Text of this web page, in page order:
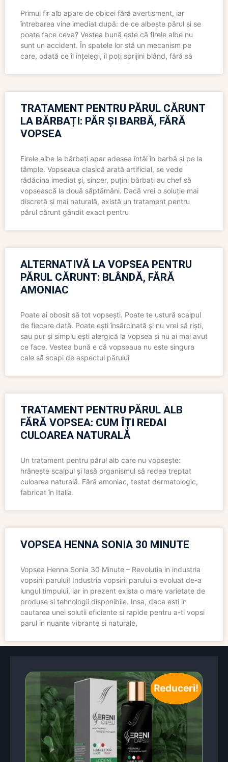
Primul fir alb apare de obicei fără avertisment, iar
întrebarea vine imediat după: de ce albește părul și se
poate face ceva? Vestea bună este că firele albe nu
sunt un accident. În spatele lor stă un mecanism pe
care, odată ce îl înțelegi, îl poți sprijini blând, fără să
TRATAMENT PENTRU PĂRUL CĂRUNT
LA BĂRBAȚI: PĂR ȘI BARBĂ, FĂRĂ
VOPSEA
Firele albe la bărbați apar adesea întâi în barbă și pe la
tâmple. Vopseaua clasică arată artificial, se vede
rădăcina imediat și, sincer, puțini bărbați au chef să
vopsească la două săptămâni. Dacă vrei o soluție mai
discretă și mai naturală, există un tratament pentru
părul cărunt gândit exact pentru
ALTERNATIVĂ LA VOPSEA PENTRU
PĂRUL CĂRUNT: BLÂNDĂ, FĂRĂ
AMONIAC
Poate ai obosit să tot vopsești. Poate te ustură scalpul
de fiecare dată. Poate ești însărcinată și nu vrei să riști,
sau pur și simplu ești alergică la vopsea și nu ai mai avut
ce face. Vestea bună e că vopseaua nu este singura
cale să scapi de aspectul părului
TRATAMENT PENTRU PĂRUL ALB
FĂRĂ VOPSEA: CUM ÎȚI REDAI
CULOAREA NATURALĂ
Un tratament pentru părul alb care nu vopsește:
hrănește scalpul și lasă organismul să redea treptat
culoarea naturală. Fără amoniac, testat dermatologic,
fabricat în Italia.
VOPSEA HENNA SONIA 30 MINUTE
Vopsea Henna Sonia 30 Minute – Revolutia in industria
vopsirii parului! Industria vopsirii parului a evoluat de-a
lungul timpului, iar in prezent exista o mare varietate de
produse si tehnologii disponibile. Insa, daca esti in
cautarea unei solutii eficiente si rapide pentru a-ti vopsi
parul in nuante vibrante si naturale,
Reduceri!